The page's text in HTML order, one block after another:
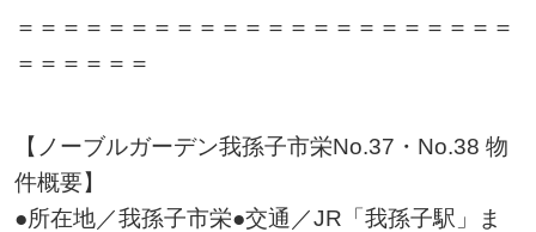
＝＝＝＝＝＝＝＝＝＝＝＝＝＝＝＝＝＝＝＝＝＝
＝＝＝＝＝＝
【ノーブルガーデン我孫子市栄No.37・No.38 物
件概要】
●所在地／我孫子市栄●交通／JR「我孫子駅」ま